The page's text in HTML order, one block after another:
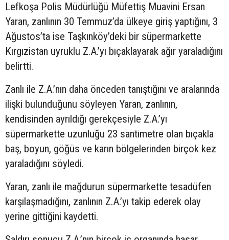
Lefkoşa Polis Müdürlüğü Müfettiş Muavini Ersan
Yaran, zanlının 30 Temmuz’da ülkeye giriş yaptığını, 3
Ağustos’ta ise Taşkınköy’deki bir süpermarkette
Kırgızistan uyruklu Z.A.’yı bıçaklayarak ağır yaraladığını
belirtti.
Zanlı ile Z.A.’nın daha önceden tanıştığını ve aralarında
ilişki bulunduğunu söyleyen Yaran, zanlının,
kendisinden ayrıldığı gerekçesiyle Z.A.’yı
süpermarkette uzunluğu 23 santimetre olan bıçakla
baş, boyun, göğüs ve karın bölgelerinden birçok kez
yaraladığını söyledi.
Yaran, zanlı ile mağdurun süpermarkette tesadüfen
karşılaşmadığını, zanlının Z.A.’yı takip ederek olay
yerine gittiğini kaydetti.